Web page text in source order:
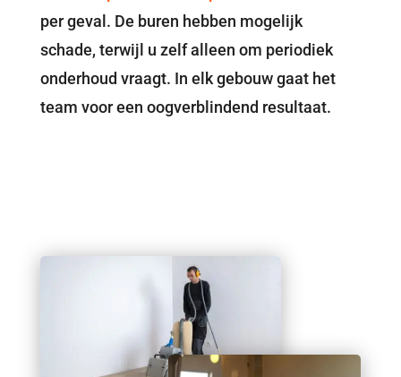
per geval. De buren hebben mogelijk
schade, terwijl u zelf alleen om periodiek
onderhoud vraagt. In elk gebouw gaat het
team voor een oogverblindend resultaat.